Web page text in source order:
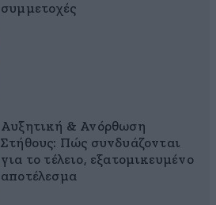
συμμετοχές
Αυξητική & Ανόρθωση
Στήθους: Πώς συνδυάζονται
για το τέλειο, εξατομικευμένο
αποτέλεσμα